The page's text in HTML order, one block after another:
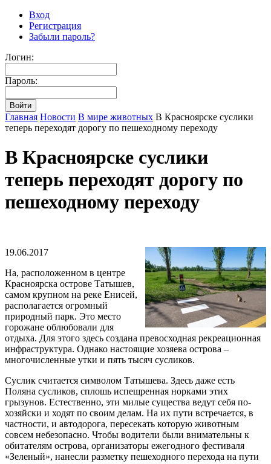
Вход
Регистрация
Забыли пароль?
Логин:
Пароль:
Главная Новости В мире животных В Красноярске суслики
теперь переходят дорогу по пешеходному переходу
В Красноярске суслики
теперь переходят дорогу по
пешеходному переходу
19.06.2017
На, расположенном в центре
Красноярска острове Татышев,
самом крупном на реке Енисей,
располагается огромный
природный парк. Это место
горожане облюбовали для
отдыха. Для этого здесь создана превосходная рекреационная
инфраструктура. Однако настоящие хозяева острова –
многочисленные утки и пять тысяч сусликов.
Суслик считается символом Татышева. Здесь даже есть
Поляна сусликов, сплошь испещренная норками этих
грызунов. Естественно, эти милые существа ведут себя по-
хозяйски и ходят по своим делам. На их пути встречается, в
частности, и автодорога, пересекать которую животным
совсем небезопасно. Чтобы водители были внимательны к
обитателям острова, организаторы ежегодного фестиваля
«Зеленый», нанесли разметку пешеходного перехода на пути